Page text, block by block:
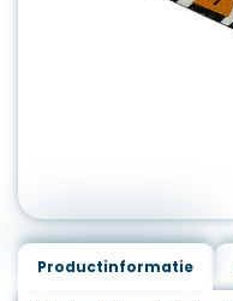
Productinformatie